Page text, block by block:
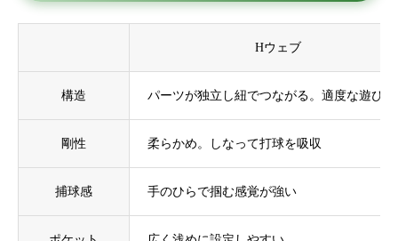
Hウェブ
構造 パーツが独立し紐でつながる。適度な遊び
剛性 柔らかめ。しなって打球を吸収
捕球感 手のひらで掴む感覚が強い